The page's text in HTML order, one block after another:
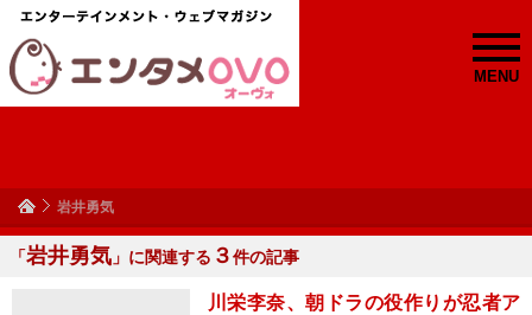
MENU
岩井勇気
「岩井勇気 」に関連する ３件の記事
川栄李奈、朝ドラの役作りが忍者ア